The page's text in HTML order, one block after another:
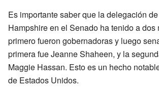
Es importante saber que la delegación
Hampshire en el Senado ha tenido a dos
primero fueron gobernadoras y luego
primera fue Jeanne Shaheen, y la
Maggie Hassan. Esto es un hecho
de Estados Unidos.